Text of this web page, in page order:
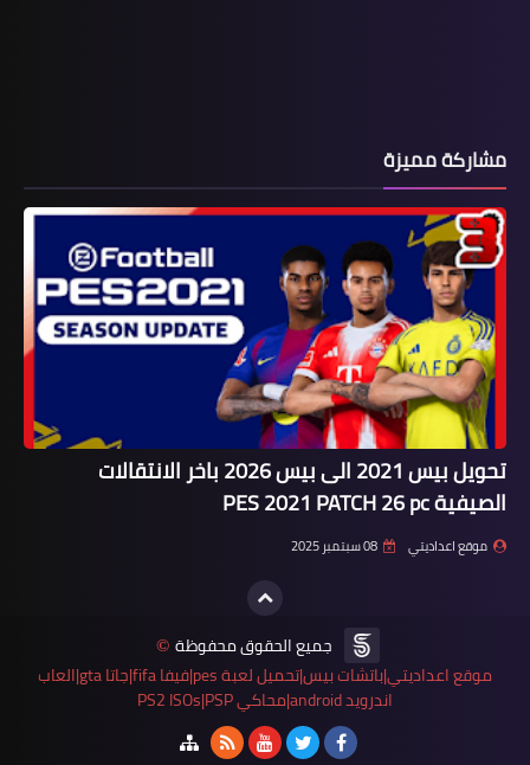
مشاركة مميزة
تحويل بيس 2021 الى بيس 2026 باخر الانتقالات
الصيفية PES 2021 PATCH 26 pc
موقع اعداديتي 08 سبتمبر 2025
جميع الحقوق محفوظة ©
موقع اعداديتي|باتشات بيس|تحميل لعبة pes|فيفا fifa|جاتا gta|العاب
اندرويد android|محاكي PS2 ISOs|PSP